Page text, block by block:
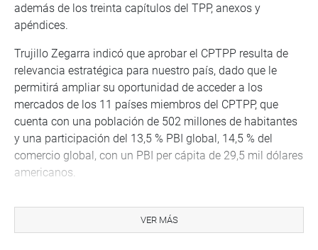
además de los treinta capítulos del TPP, anexos y
apéndices.
Trujillo Zegarra indicó que aprobar el CPTPP resulta de
relevancia estratégica para nuestro país, dado que le
permitirá ampliar su oportunidad de acceder a los
mercados de los 11 países miembros del CPTPP, que
cuenta con una población de 502 millones de habitantes
y una participación del 13,5 % PBI global, 14,5 % del
comercio global, con un PBI per cápita de 29,5 mil dólares
americanos.
multinacionales buscan diversificar sus proveedores y
relocalizar su cadena de suministros debido a la COVID-
VER MÁS